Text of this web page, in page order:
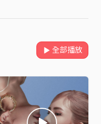
全部播放